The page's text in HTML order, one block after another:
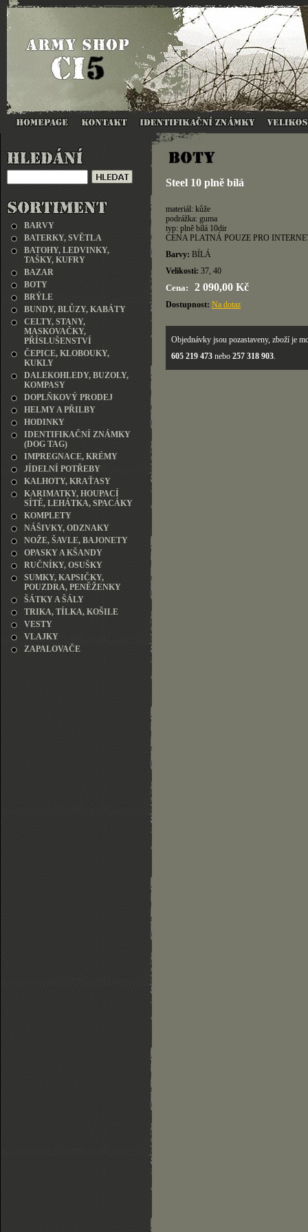
BARVY
BATERKY, SVĚTLA
BATOHY, LEDVINKY,
TAŠKY, KUFRY
BAZAR
BOTY
BRÝLE
BUNDY, BLŮZY, KABÁTY
CELTY, STANY,
MASKOVAČKY,
PŘÍSLUŠENSTVÍ
ČEPICE, KLOBOUKY,
KUKLY
DALEKOHLEDY, BUZOLY,
KOMPASY
DOPLŇKOVÝ PRODEJ
HELMY A PŘILBY
HODINKY
IDENTIFIKAČNÍ ZNÁMKY
(DOG TAG)
IMPREGNACE, KRÉMY
JÍDELNÍ POTŘEBY
KALHOTY, KRAŤASY
KARIMATKY, HOUPACÍ
SÍTĚ, LEHÁTKA, SPACÁKY
KOMPLETY
NÁŠIVKY, ODZNAKY
NOŽE, ŠAVLE, BAJONETY
OPASKY A KŠANDY
RUČNÍKY, OSUŠKY
SUMKY, KAPSIČKY,
POUZDRA, PENĚŽENKY
ŠÁTKY A ŠÁLY
TRIKA, TÍLKA, KOŠILE
VESTY
VLAJKY
ZAPALOVAČE
Steel 10 plně bílá
materiál: kůže
podrážka: guma
typ: plně bílá 10dir
CENA PLATNÁ POUZE PRO
Barvy: BÍLÁ
Velikosti: 37, 40
Cena: 2 090,00 Kč
Dostupnost: Na dotaz
Objednávky jsou pozastaveny, zboží je
605 219 473 nebo 257 318 903.